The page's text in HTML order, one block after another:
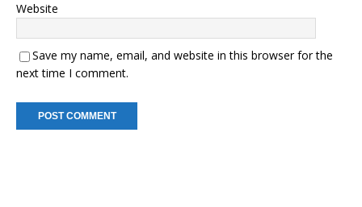
Website
Save my name, email, and website in this browser for the
next time I comment.